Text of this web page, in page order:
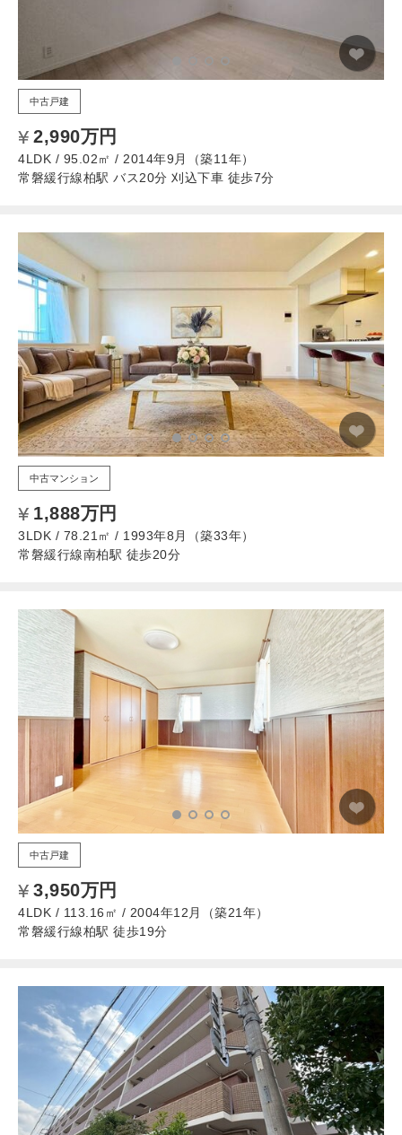
中古戸建
2,990万円
4LDK / 95.02㎡ / 2014年9月（築11年）
常磐緩行線柏駅 バス20分 刈込下車 徒歩7分
中古マンション
1,888万円
3LDK / 78.21㎡ / 1993年8月（築33年）
常磐緩行線南柏駅 徒歩20分
中古戸建
3,950万円
4LDK / 113.16㎡ / 2004年12月（築21年）
常磐緩行線柏駅 徒歩19分